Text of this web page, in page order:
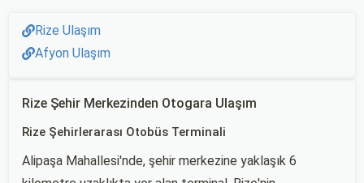
Rize Ulaşım
Afyon Ulaşım
Rize Şehir Merkezinden Otogara Ulaşım
Rize Şehirlerarası Otobüs Terminali
Alipaşa Mahallesi'nde, şehir merkezine yaklaşık 6